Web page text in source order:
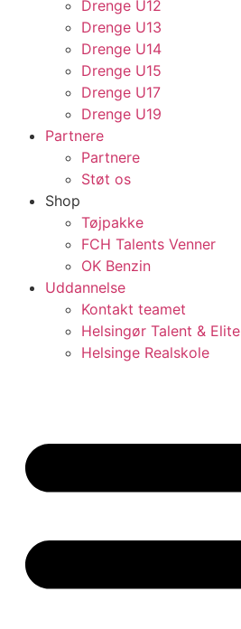
Drenge U12
Drenge U13
Drenge U14
Drenge U15
Drenge U17
Drenge U19
Partnere
Partnere
Støt os
Shop
Tøjpakke
FCH Talents Venner
OK Benzin
Uddannelse
Kontakt teamet
Helsingør Talent & Elite
Helsinge Realskole